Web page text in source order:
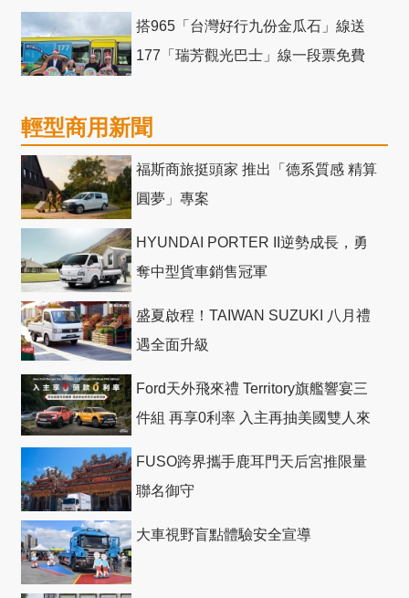
搭965「台灣好行九份金瓜石」線送
177「瑞芳觀光巴士」線一段票免費
輕型商用新聞
福斯商旅挺頭家 推出「德系質感 精算
圓夢」專案
HYUNDAI PORTER II逆勢成長，勇
奪中型貨車銷售冠軍
盛夏啟程！TAIWAN SUZUKI 八月禮
遇全面升級
Ford天外飛來禮 Territory旗艦響宴三
件組 再享0利率 入主再抽美國雙人來
FUSO跨界攜手鹿耳門天后宮推限量
聯名御守
大車視野盲點體驗安全宣導